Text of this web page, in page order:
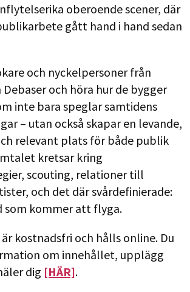
oberoende scener, där
gått hand i hand sedan
och nyckelpersoner från
och höra hur de bygger
inte bara speglar samtidens
– utan också skapar en levande,
relevant plats för både publik
kretsar kring
scouting, relationer till
och det där svårdefinierade:
som kommer att flyga.
kostnadsfri och hålls online. Du
om innehållet, upplägg
dig [HÄR].